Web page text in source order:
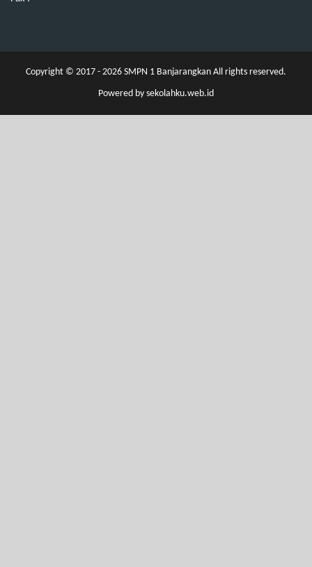
Copyright © 2017 - 2026 SMPN 1 Banjarangkan All rights reserved.
Powered by sekolahku.web.id